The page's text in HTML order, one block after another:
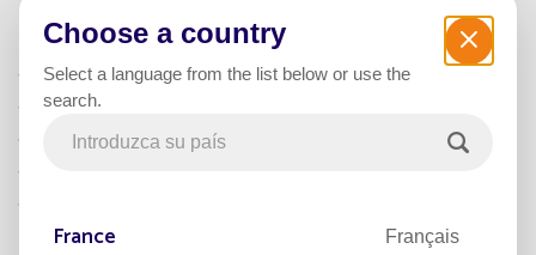
El análisis tiene en cuenta:
La fabricación de los componentes
El transporte
La instalación
En el caso de nuestras
farolas solares Smartlight, la
Choose a country
Select a language from the list below or use the
search.
France Français